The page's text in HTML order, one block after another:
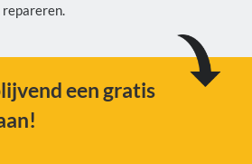
een gratis